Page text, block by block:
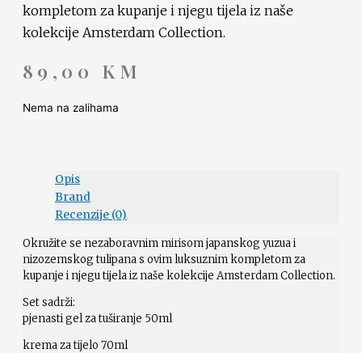
kompletom za kupanje i njegu tijela iz naše
kolekcije Amsterdam Collection.
89,00 KM
Nema na zalihama
Opis
Brand
Recenzije (0)
Okružite se nezaboravnim mirisom japanskog yuzua i
nizozemskog tulipana s ovim luksuznim kompletom za
kupanje i njegu tijela iz naše kolekcije Amsterdam Collection.
Set sadrži:
pjenasti gel za tuširanje 50ml
krema za tijelo 70ml